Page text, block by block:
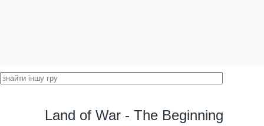
Land of War - The Beginning